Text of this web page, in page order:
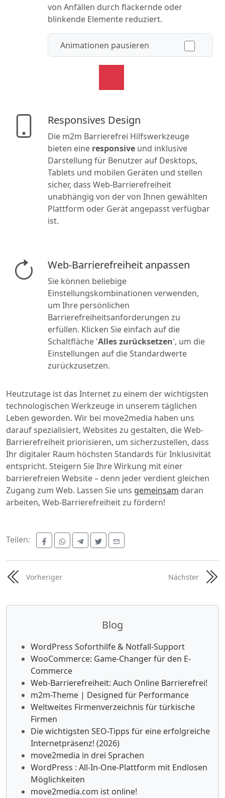
von Anfällen durch flackernde oder
blinkende Elemente reduziert.
Animationen pausieren
Responsives Design
Die m2m Barrierefrei Hilfswerkzeuge
bieten eine responsiveund inklusive
Darstellung für Benutzer auf Desktops,
Tablets und mobilen Geräten und stellen
sicher, dass Web-Barrierefreiheit
unabhängig von der von Ihnen gewählten
Plattform oder Gerät angepasst verfügbar
ist.
Web-Barrierefreiheit anpassen
Sie können beliebige
Einstellungskombinationen verwenden,
um Ihre persönlichen
Barrierefreiheitsanforderungen zu
erfüllen. Klicken Sie einfach auf die
Schaltfläche 'Alles zurücksetzen', um die
Einstellungen auf die Standardwerte
zurückzusetzen.
Heutzutage ist das Internet zu einem der wichtigsten
technologischen Werkzeuge in unserem täglichen
Leben geworden. Wir bei move2media haben uns
darauf spezialisiert, Websites zu gestalten, die Web-
Barrierefreiheit priorisieren, um sicherzustellen, dass
Ihr digitaler Raum höchsten Standards für Inklusivität
entspricht. Steigern Sie Ihre Wirkung mit einer
barrierefreien Website – denn jeder verdient gleichen
Zugang zum Web. Lassen Sie uns gemeinsam daran
arbeiten, Web-Barrierefreiheit zu fördern!
Teilen:
Vorheriger Nächster
Blog
WordPress Soforthilfe & Notfall-Support
WooCommerce: Game-Changer für den E-
Commerce
Web-Barrierefreiheit: Auch Online Barrierefrei!
m2m-Theme | Designed für Performance
Weltweites Firmenverzeichnis für türkische
Firmen
Die wichtigsten SEO-Tipps für eine erfolgreiche
Internetpräsenz! (2026)
move2media in drei Sprachen
WordPress : All-In-One-Plattform mit Endlosen
Möglichkeiten
move2media.com ist online!